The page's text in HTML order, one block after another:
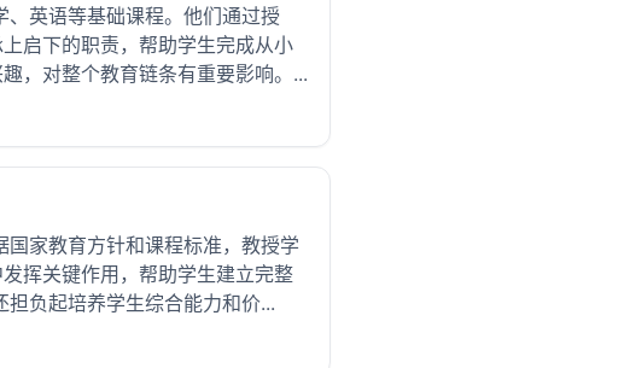
英语等基础课程。他们通过授
启下的职责，帮助学生完成从小
，对整个教育链条有重要影响。...
家教育方针和课程标准，教授学
挥关键作用，帮助学生建立完整
负起培养学生综合能力和价...